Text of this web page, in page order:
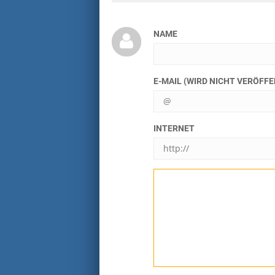
NAME
E-MAIL (WIRD NICHT
INTERNET